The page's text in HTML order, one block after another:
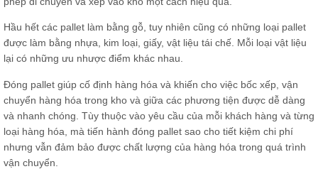
Hầu hết các pallet làm bằng gỗ, tuy nhiên cũng có những loại pallet
được làm bằng nhựa, kim loại, giấy, vật liệu tái chế. Mỗi loại vật liệu
lại có những ưu nhược điểm khác nhau.
Đóng pallet giúp cố định hàng hóa và khiến cho việc bốc xếp, vận
chuyển hàng hóa trong kho và giữa các phương tiện được dễ dàng
và nhanh chóng. Tùy thuộc vào yêu cầu của mỗi khách hàng và từng
loại hàng hóa, mà tiến hành đóng pallet sao cho tiết kiệm chi phí
nhưng vẫn đảm bảo được chất lượng của hàng hóa trong quá trình
vận chuyển.